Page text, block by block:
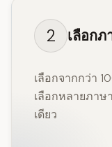
2 เลือกภ
เลือกจากกว่า
เลือกหลายภาษ
เดียว